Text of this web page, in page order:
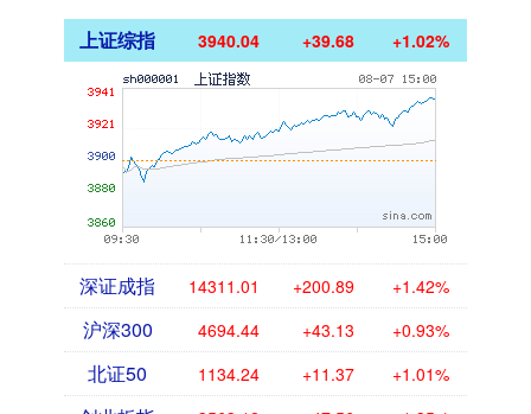
上证综指 3940.04 +39.68 +1.02%
深证成指 14311.01 +200.89 +1.42%
沪深300 4694.44 +43.13 +0.93%
北证50 1134.24 +11.37 +1.01%